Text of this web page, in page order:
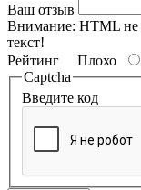
Ваш отзыв
Внимание: HTML не
текст!
Рейтинг Плохо
Captcha
Введите код